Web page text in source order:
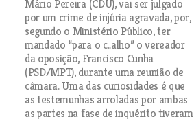
Mário Pereira (CDU), vai ser julgado
por um crime de injúria agravada, por,
segundo o Ministério Público, ter
mandado “para o c..alho” o vereador
da oposição, Francisco Cunha
(PSD/MPT), durante uma reunião de
câmara. Uma das curiosidades é que
as testemunhas arroladas por ambas
as partes na fase de inquérito tiveram